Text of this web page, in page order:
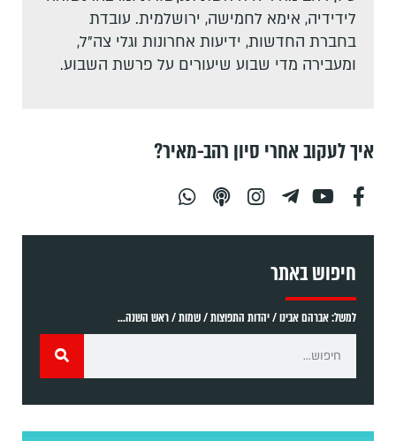
לידידיה, אימא לחמישה, ירושלמית. עובדת
בחברת החדשות, ידיעות אחרונות וגלי צה"ל,
ומעבירה מדי שבוע שיעורים על פרשת השבוע.
איך לעקוב אחרי סיון רהב-מאיר?
חיפוש באתר
למשל: אברהם אבינו / יהדות התפוצות / שמות / ראש השנה...